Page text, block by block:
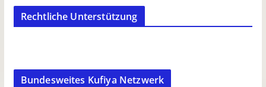
Rechtliche Unterstützung
Bundesweites Kufiya Netzwerk